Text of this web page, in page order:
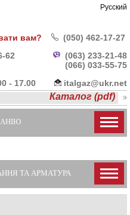
Русский
вам?
(050) 462-17-27
62
(063) 233-21-48
(066) 033-55-75
- 17.00
italgaz@ukr.net
Каталог (pdf)
ТА АРМАТУРА